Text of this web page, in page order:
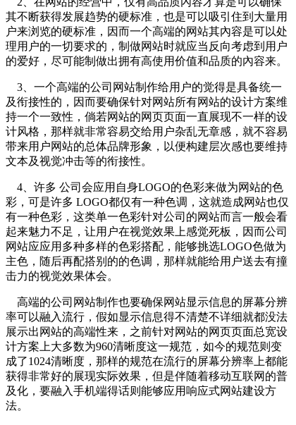
其不断获得发展趋势的硬标准，也是可以吸引住到大量用
户来浏览的硬标准，因而一个高端的网站其內容是可以处
理用户的一切要求的，制做网站时就应当反向考虑到用户
的爱好，尽可能制做出拥有高使用价值和品质的內容来。
3、一个高端的公司网站制作给用户的觉得是具备统一
及衔接性的，因而要确保针对网站所有网站的设计方案维
持一个一致性，倘若网站的网页页面一直展现不一样的设
计风格，那样就非常容易交给用户杂乱无章感，就不容易
带来用户网站的总体品牌形象，以便构建层次感也要维持
文本及视觉冲击等的衔接性。
4、许多 公司会应用自身LOGO的色彩来做为网站的色
彩，可是许多 LOGO都仅有一种色调，这就造成网站也仅
有一种色彩，这类单一色彩针对公司的网站而言一般会看
起来魅力不足，让用户在视觉效果上感觉死板，因而公司
网站应应用多种多样的色彩搭配，能够挑选LOGO色做为
主色，随后再配搭别的的色调，那样就能给用户送去有撞
击力的视觉效果体会。
高端的公司网站制作也要确保网站显示信息的屏幕分辨
率可以融入流行，假如显示信息得不清楚不详细就都没法
展示出网站的高端性来，之前针对网站的网页页面总宽设
计方案上大多数为960清晰度这一规范，如今的规范则变
成了1024清晰度，那样的规范在流行的屏幕分辨率上都能
获得非常好的展现实际效果，但是伴随着移动互联网的普
及化，要融入手机端得话则能够应用响应式网站建设方
法。